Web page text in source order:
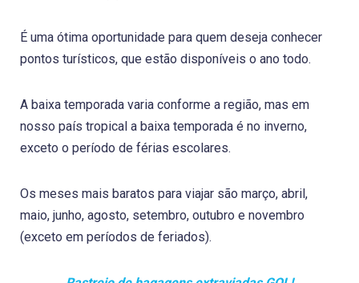
É uma ótima oportunidade para quem deseja conhecer
pontos turísticos, que estão disponíveis o ano todo.
A baixa temporada varia conforme a região, mas em
nosso país tropical a baixa temporada é no inverno,
exceto o período de férias escolares.
Os meses mais baratos para viajar são março, abril,
maio, junho, agosto, setembro, outubro e novembro
(exceto em períodos de feriados).